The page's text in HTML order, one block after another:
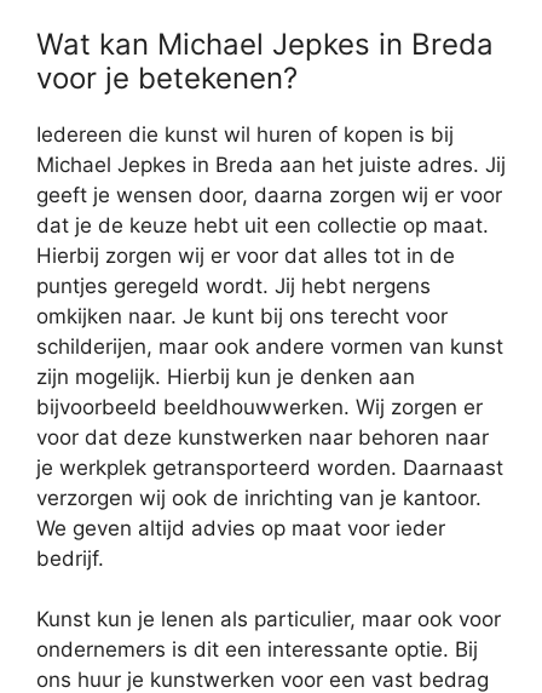
Wat kan Michael Jepkes in Breda
voor je betekenen?
Iedereen die kunst wil huren of kopen is bij
Michael Jepkes in Breda aan het juiste adres. Jij
geeft je wensen door, daarna zorgen wij er voor
dat je de keuze hebt uit een collectie op maat.
Hierbij zorgen wij er voor dat alles tot in de
puntjes geregeld wordt. Jij hebt nergens
omkijken naar. Je kunt bij ons terecht voor
schilderijen, maar ook andere vormen van kunst
zijn mogelijk. Hierbij kun je denken aan
bijvoorbeeld beeldhouwwerken. Wij zorgen er
voor dat deze kunstwerken naar behoren naar
je werkplek getransporteerd worden. Daarnaast
verzorgen wij ook de inrichting van je kantoor.
We geven altijd advies op maat voor ieder
bedrijf.
Kunst kun je lenen als particulier, maar ook voor
ondernemers is dit een interessante optie. Bij
ons huur je kunstwerken voor een vast bedrag